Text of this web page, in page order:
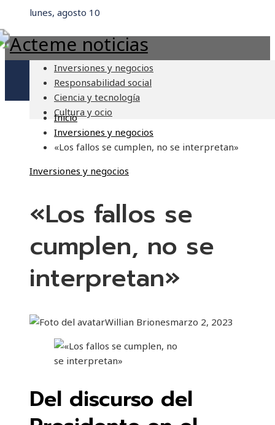
lunes, agosto 10
Inversiones y negocios
Responsabilidad social
Ciencia y tecnología
Cultura y ocio
Inicio
Inversiones y negocios
«Los fallos se cumplen, no se interpretan»
Inversiones y negocios
«Los fallos se
cumplen, no se
interpretan»
Willian Brionesmarzo 2, 2023
Del discurso del